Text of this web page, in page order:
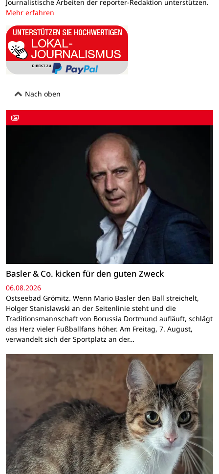
Journalistische Arbeiten der reporter-Redaktion unterstützen.
Mehr erfahren
Nach oben
Basler & Co. kicken für den guten Zweck
06.08.2026
Ostseebad Grömitz. Wenn Mario Basler den Ball streichelt,
Holger Stanislawski an der Seitenlinie steht und die
Traditionsmannschaft von Borussia Dortmund aufläuft, schlägt
das Herz vieler Fußballfans höher. Am Freitag, 7. August,
verwandelt sich der Sportplatz an der…